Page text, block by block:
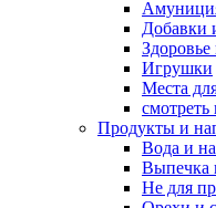
Добавки
Здоровье
Игрушки
Места
смотреть
Продукты и
Вода и
Выпечка
Не для